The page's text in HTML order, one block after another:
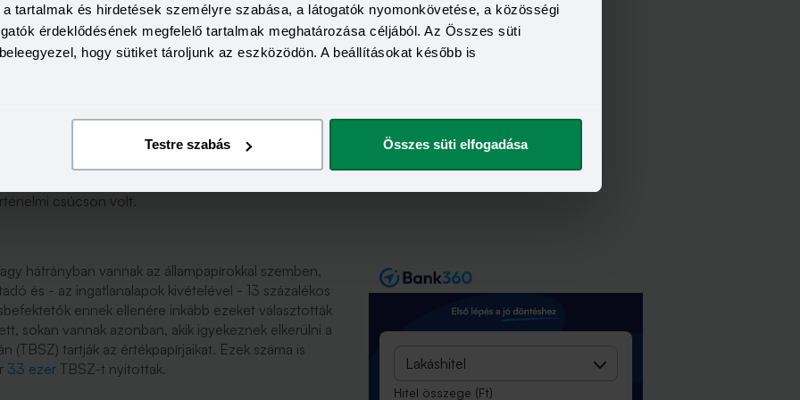
tartalmak és hirdetések személyre szabása, a látogatók nyomonkövetése, a közösségi
érdeklődésének megfelelő tartalmak meghatározása céljából. Az Összes süti
hogy sütiket tároljunk az eszközödön. A beállításokat később is
Testre szabás Összes süti elfogadása
számít, hozamot akarnak
alap lett, ezekbe a konstrukciókba 594,3
több mint 400 milliárd forintnyi hozamot is termeltek,
jegyekben lévő vagyona a negyedév végén
csúcson volt.
hátrányban vannak az állampapírokkal szemben,
és - az ingatlanalapok kivételével - 13 százalékos
ennek ellenére inkább ezeket választották
sokan vannak azonban, akik igyekeznek elkerülni a
(TBSZ) tartják az értékpapírjaikat. Ezek száma is
33 ezer TBSZ-t nyitottak. Lakáshitel
Hitel összege (Ft)